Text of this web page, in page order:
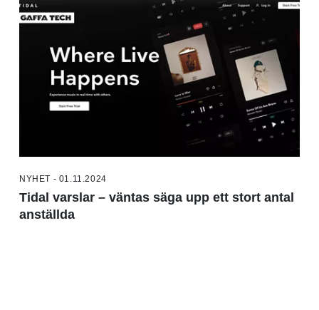
NYHET - 01.11.2024
Tidal varslar – väntas säga upp ett stort antal
anställda